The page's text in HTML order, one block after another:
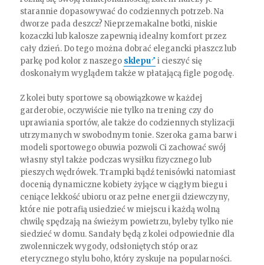
starannie dopasowywać do codziennych potrzeb. Na
dworze pada deszcz? Nieprzemakalne botki, niskie
kozaczki lub kalosze zapewnią idealny komfort przez
cały dzień. Do tego można dobrać elegancki płaszcz lub
parkę pod kolor z naszego sklepu
i cieszyć się
doskonałym wyglądem także w płatającą figle pogodę.
Z kolei buty sportowe są obowiązkowe w każdej
garderobie, oczywiście nie tylko na trening czy do
uprawiania sportów, ale także do codziennych stylizacji
utrzymanych w swobodnym tonie. Szeroka gama barw i
modeli sportowego obuwia pozwoli Ci zachować swój
własny styl także podczas wysiłku fizycznego lub
pieszych wędrówek. Trampki bądź tenisówki natomiast
docenią dynamiczne kobiety żyjące w ciągłym biegu i
ceniące lekkość ubioru oraz pełne energii dziewczyny,
które nie potrafią usiedzieć w miejscu i każdą wolną
chwilę spędzają na świeżym powietrzu, byleby tylko nie
siedzieć w domu. Sandały będą z kolei odpowiednie dla
zwolenniczek wygody, odsłoniętych stóp oraz
eterycznego stylu boho, który zyskuje na popularności.